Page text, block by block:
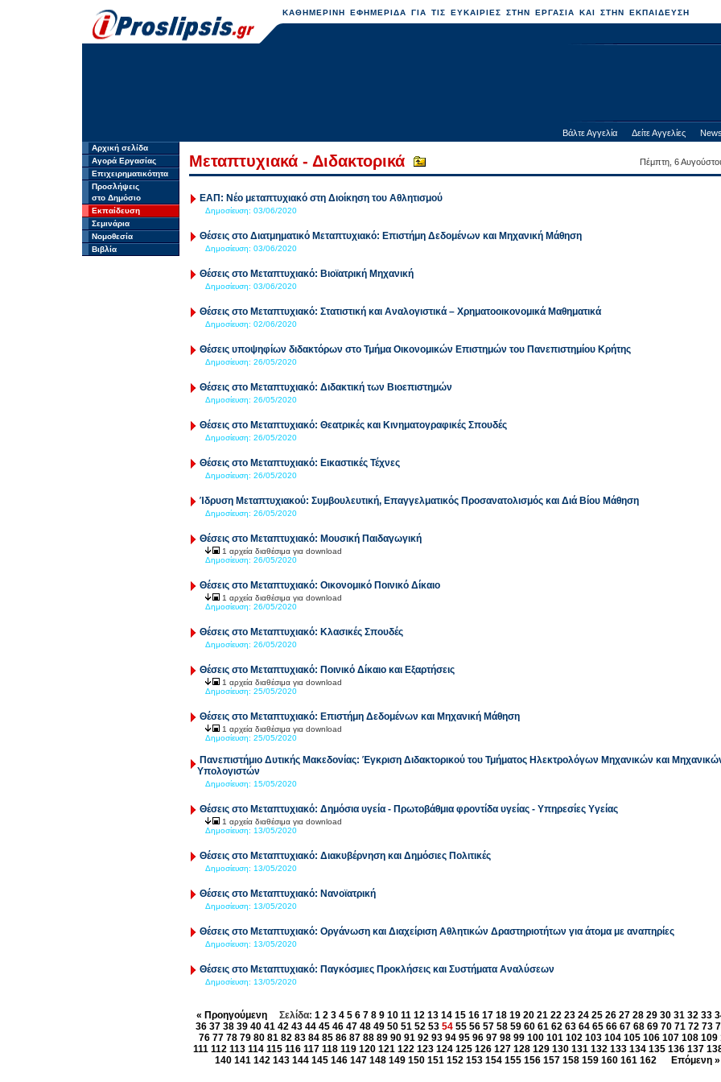
ΚΑΘΗΜΕΡΙΝΗ ΕΦΗΜΕΡΙΔΑ ΓΙΑ ΤΙΣ ΕΥΚΑΙΡΙΕΣ ΣΤΗΝ ΕΡΓΑΣΙΑ ΚΑΙ ΣΤΗΝ ΕΚΠΑΙΔΕΥΣΗ
Βάλτε Αγγελία Δείτε Αγγελίες
Αρχική σελίδα
Αγορά Εργασίας
Επιχειρηματικότητα
Προσλήψεις
στο Δημόσιο
Εκπαίδευση
Σεμινάρια
Νομοθεσία
Βιβλία
Μεταπτυχιακά - Διδακτορικά Πέμπτη, 6
ΕΑΠ: Νέο μεταπτυχιακό στη Διοίκηση του Αθλητισμού
Δημοσίευση: 03/06/2020
Θέσεις στο Διατμηματικό Μεταπτυχιακό: Επιστήμη Δεδομένων και Μηχανική Μάθηση
Δημοσίευση: 03/06/2020
Θέσεις στο Μεταπτυχιακό: Βιοϊατρική Μηχανική
Δημοσίευση: 03/06/2020
Θέσεις στο Μεταπτυχιακό: Στατιστική και Αναλογιστικά – Χρηματοοικονομικά Μαθηματικά
Δημοσίευση: 02/06/2020
Θέσεις υποψηφίων διδακτόρων στο Τμήμα Οικονομικών Επιστημών του Πανεπιστημίου Κρήτης
Δημοσίευση: 26/05/2020
Θέσεις στο Μεταπτυχιακό: Διδακτική των Βιοεπιστημών
Δημοσίευση: 26/05/2020
Θέσεις στο Μεταπτυχιακό: Θεατρικές και Κινηματογραφικές Σπουδές
Δημοσίευση: 26/05/2020
Θέσεις στο Μεταπτυχιακό: Εικαστικές Τέχνες
Δημοσίευση: 26/05/2020
Ίδρυση Μεταπτυχιακού: Συμβουλευτική, Επαγγελματικός Προσανατολισμός και Διά Βίου Μάθηση
Δημοσίευση: 26/05/2020
Θέσεις στο Μεταπτυχιακό: Μουσική Παιδαγωγική
1 αρχεία διαθέσιμα για download
Δημοσίευση: 26/05/2020
Θέσεις στο Μεταπτυχιακό: Οικονομικό Ποινικό Δίκαιο
1 αρχεία διαθέσιμα για download
Δημοσίευση: 26/05/2020
Θέσεις στο Μεταπτυχιακό: Κλασικές Σπουδές
Δημοσίευση: 26/05/2020
Θέσεις στο Μεταπτυχιακό: Ποινικό Δίκαιο και Εξαρτήσεις
1 αρχεία διαθέσιμα για download
Δημοσίευση: 25/05/2020
Θέσεις στο Μεταπτυχιακό: Επιστήμη Δεδομένων και Μηχανική Μάθηση
1 αρχεία διαθέσιμα για download
Δημοσίευση: 25/05/2020
Πανεπιστήμιο Δυτικής Μακεδονίας: Έγκριση Διδακτορικού του Τμήματος Ηλεκτρολόγων Μηχανικών και
Υπολογιστών
Δημοσίευση: 15/05/2020
Θέσεις στο Μεταπτυχιακό: Δημόσια υγεία - Πρωτοβάθμια φροντίδα υγείας - Υπηρεσίες Υγείας
1 αρχεία διαθέσιμα για download
Δημοσίευση: 13/05/2020
Θέσεις στο Μεταπτυχιακό: Διακυβέρνηση και Δημόσιες Πολιτικές
Δημοσίευση: 13/05/2020
Θέσεις στο Μεταπτυχιακό: Νανοϊατρική
Δημοσίευση: 13/05/2020
Θέσεις στο Μεταπτυχιακό: Οργάνωση και Διαχείριση Αθλητικών Δραστηριοτήτων για άτομα με αναπηρίες
Δημοσίευση: 13/05/2020
Θέσεις στο Μεταπτυχιακό: Παγκόσμιες Προκλήσεις και Συστήματα Αναλύσεων
Δημοσίευση: 13/05/2020
« ΠροηγούμενηΣελίδα: 1 2 3 4 5 6 7 8 9 10 11 12 13 14 15 16 17 18 19 20 21 22 23 24 25 26 27 28 29 30 31 32 33
36 37 38 39 40 41 42 43 44 45 46 47 48 49 50 51 52 53 54 55 56 57 58 59 60 61 62 63 64 65 66 67 68 69 70 71 72 73
76 77 78 79 80 81 82 83 84 85 86 87 88 89 90 91 92 93 94 95 96 97 98 99 100 101 102 103 104 105 106 107 108 109
111 112 113 114 115 116 117 118 119 120 121 122 123 124 125 126 127 128 129 130 131 132 133 134 135 136 137
140 141 142 143 144 145 146 147 148 149 150 151 152 153 154 155 156 157 158 159 160 161 162 Επόμενη »